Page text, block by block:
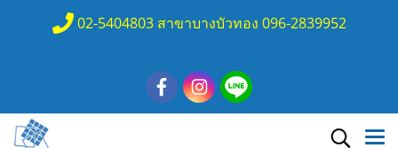
02-5404803 สาขาบางบัวทอง 096-2839952